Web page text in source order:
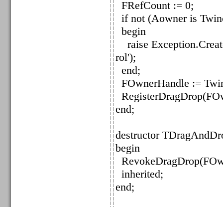
FRefCount := 0;
if not (Aowner is
begin
raise
rol');
end;
FOwnerHandle :=
end;
destructor
begin
inherited;
end;